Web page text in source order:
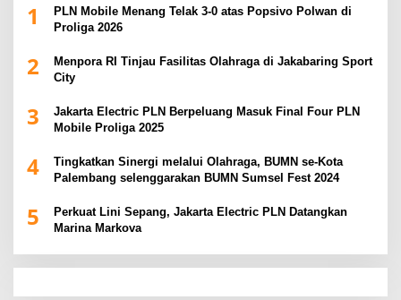
1
PLN Mobile Menang Telak 3-0 atas Popsivo Polwan di
Proliga 2026
2
Menpora RI Tinjau Fasilitas Olahraga di Jakabaring Sport
City
3
Jakarta Electric PLN Berpeluang Masuk Final Four PLN
Mobile Proliga 2025
4
Tingkatkan Sinergi melalui Olahraga, BUMN se-Kota
Palembang selenggarakan BUMN Sumsel Fest 2024
5
Perkuat Lini Sepang, Jakarta Electric PLN Datangkan
Marina Markova